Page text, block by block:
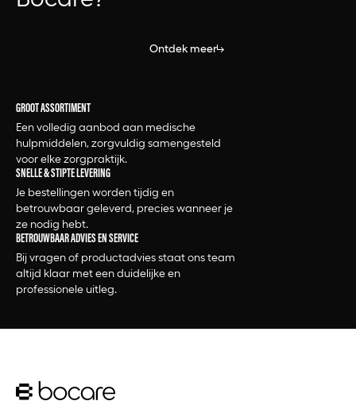
Ontdek meer
GROOT ASSORTIMENT
Een volledig aanbod aan medische
hulpmiddelen, zorgvuldig samengesteld
voor elke zorgpraktijk.
SNELLE & STIPTE LEVERING
Je bestellingen worden tijdig en
betrouwbaar geleverd, precies wanneer je
ze nodig hebt.
BETROUWBAAR ADVIES EN SERVICE
Bij vragen of productadvies staat ons team
altijd klaar met een duidelijke en
professionele uitleg.